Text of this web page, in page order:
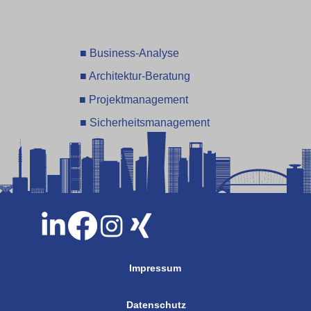
■ Business-Analyse
■ Architektur-Beratung
■ Projektmanagement
■ Sicherheitsmanagement
Impressum
Datenschutz